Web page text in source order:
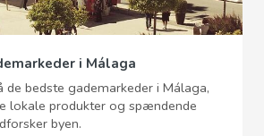
i Málaga
de bedste gademarkeder i Málaga,
lokale produkter og spændende
byen.